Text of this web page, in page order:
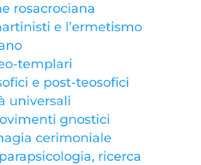
rosacrociana
e l’ermetismo
templari
e post-teosofici
universali
gnostici
cerimoniale
ricerca